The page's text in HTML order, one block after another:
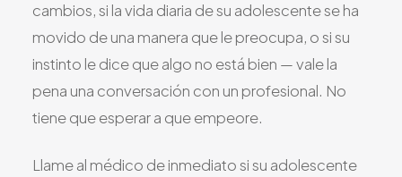
cambios, si la vida diaria de su adolescente se ha
movido de una manera que le preocupa, o si su
instinto le dice que algo no está bien — vale la
pena una conversación con un profesional. No
tiene que esperar a que empeore.
Llame al médico de inmediato si su adolescente